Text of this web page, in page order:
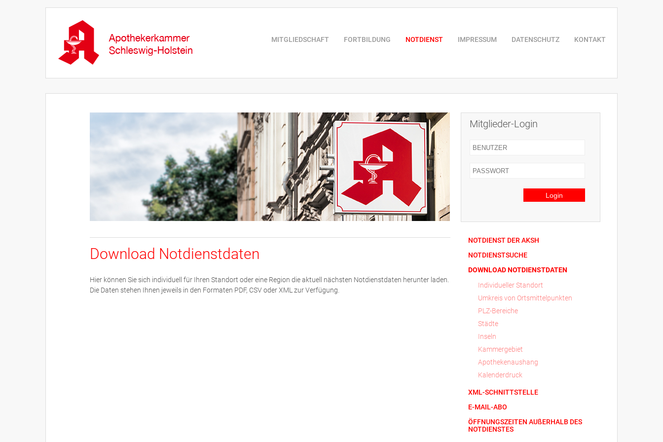
MITGLIEDSCHAFT FORTBILDUNG NOTDIENST IMPRESSUM DATENSCHUTZ KONTAKT
Download Notdienstdaten
Hier können Sie sich individuell für Ihren Standort oder eine Region die aktuell nächsten Notdienstdaten herunter laden.
Die Daten stehen Ihnen jeweils in den Formaten PDF, CSV oder XML zur Verfügung.
Mitglieder-Login
NOTDIENST DER AKSH
NOTDIENSTSUCHE
DOWNLOAD NOTDIENSTDATEN
Individueller Standort
Umkreis von Ortsmittelpunkten
PLZ-Bereiche
Städte
Inseln
Kammergebiet
Apothekenaushang
Kalenderdruck
XML-SCHNITTSTELLE
E-MAIL-ABO
ÖFFNUNGSZEITEN AUßERHALB DES
NOTDIENSTES